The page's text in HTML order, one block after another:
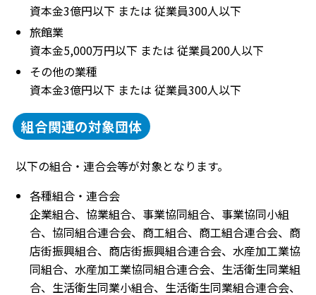
資本金3億円以下 または 従業員300人以下
旅館業
資本金5,000万円以下 または 従業員200人以下
その他の業種
資本金3億円以下 または 従業員300人以下
組合関連の対象団体
以下の組合・連合会等が対象となります。
各種組合・連合会
企業組合、協業組合、事業協同組合、事業協同小組
合、協同組合連合会、商工組合、商工組合連合会、商
店街振興組合、商店街振興組合連合会、水産加工業協
同組合、水産加工業協同組合連合会、生活衛生同業組
合、生活衛生同業小組合、生活衛生同業組合連合会、